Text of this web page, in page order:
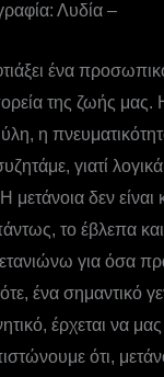
Λυδία –
ένα
της ζωής μας.
η
γιατί
μετάνοια δεν
το έβλεπα
για όσα
ένα σημαντικό
έρχεται να μας
ότι,